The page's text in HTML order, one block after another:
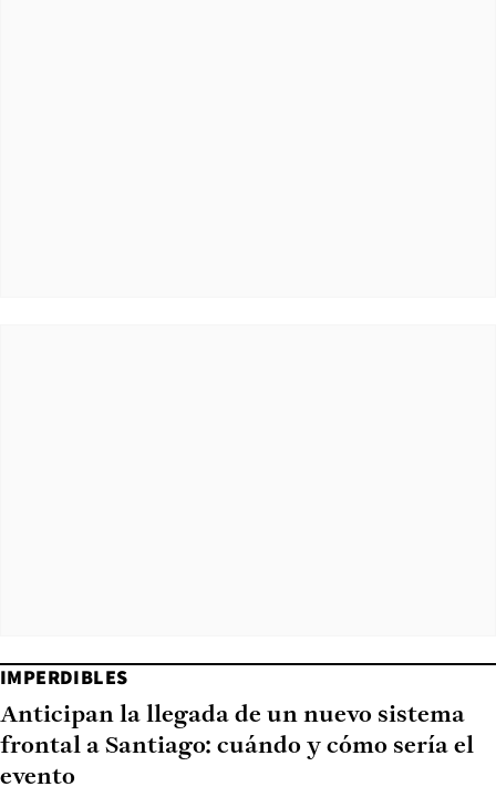
IMPERDIBLES
Anticipan la llegada de un nuevo sistema
frontal a Santiago: cuándo y cómo sería el
evento